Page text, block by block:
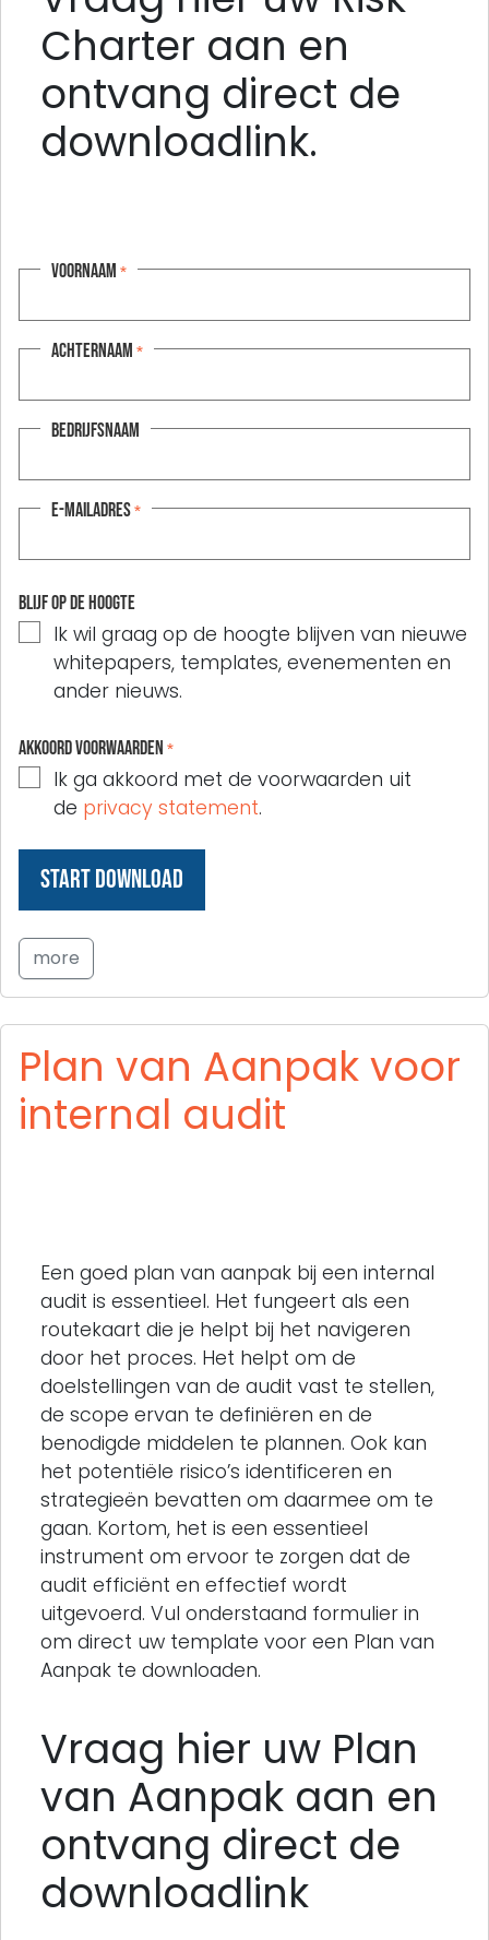
Charter aan en
ontvang direct de
downloadlink.
Voornaam *
Achternaam *
Bedrijfsnaam
E-mailadres*
Blijf op de hoogte
Ik wil graag op de hoogte blijven van nieuwe
whitepapers, templates, evenementen en
ander nieuws.
Akkoord voorwaarden *
Ik ga akkoord met de voorwaarden uit
de privacy statement.
more
Plan van Aanpak voor
internal audit
Een goed plan van aanpak bij een internal
audit is essentieel. Het fungeert als een
routekaart die je helpt bij het navigeren
door het proces. Het helpt om de
doelstellingen van de audit vast te stellen,
de scope ervan te definiëren en de
benodigde middelen te plannen. Ook kan
het potentiële risico’s identificeren en
strategieën bevatten om daarmee om te
gaan. Kortom, het is een essentieel
instrument om ervoor te zorgen dat de
audit efficiënt en effectief wordt
uitgevoerd. Vul onderstaand formulier in
om direct uw template voor een Plan van
Aanpak te downloaden.
Vraag hier uw Plan
van Aanpak aan en
ontvang direct de
downloadlink